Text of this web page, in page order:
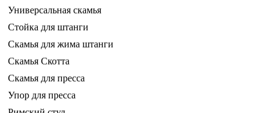
Универсальная скамья
Стойка для штанги
Скамья для жима штанги
Скамья Скотта
Скамья для пресса
Упор для пресса